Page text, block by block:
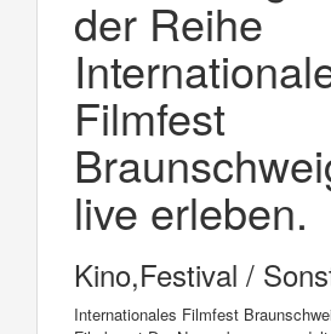
der Reihe
Filmfest
live erleben.
Kino,Festival /
Internationales Filmfest